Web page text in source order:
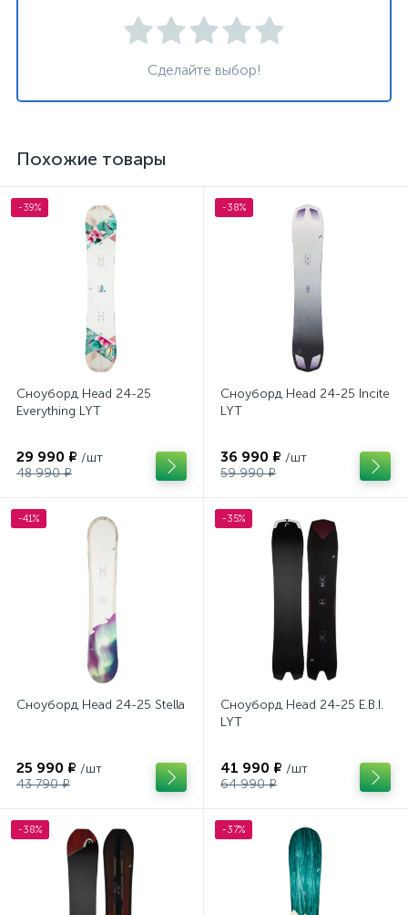
Сделайте выбор!
Похожие товары
-39%
Сноуборд Head 24-25
Everything LYT
29 990 ₽ /шт
48 990 ₽
-38%
Сноуборд Head 24-25 Incite
LYT
36 990 ₽ /шт
59 990 ₽
-41%
Сноуборд Head 24-25 Stella
25 990 ₽ /шт
43 790 ₽
-35%
Сноуборд Head 24-25 E.B.I.
LYT
41 990 ₽ /шт
64 990 ₽
-38% -37%